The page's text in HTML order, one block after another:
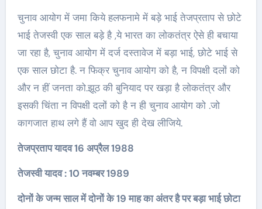
चुनाव आयोग में जमा किये हलफनामे में बड़े भाई तेजप्रताप से छोटे
भाई तेजस्वी एक साल बड़े है ,ये भारत का लोकतंत्र ऐसे ही बचाया
जा रहा है, चुनाव आयोग में दर्ज दस्तावेज में बड़ा भाई, छोटे भाई से
एक साल छोटा है. न फिक्र चुनाव आयोग को है, न विपक्षी दलों को
और न हीं जनता को.झूठ की बुनियाद पर खड़ा है लोकतंत्र और
इसकी चिंता न विपक्षी दलों को है न ही चुनाव आयोग को .जो
कागजात हाथ लगे हैं वो आप खुद ही देख लीजिये.
तेजप्रताप यादव 16 अप्रैल 1988
तेजस्वी यादव : 10 नवम्बर 1989
दोनों के जन्म साल में दोनों के 19 माह का अंतर है पर बड़ा भाई छोटा